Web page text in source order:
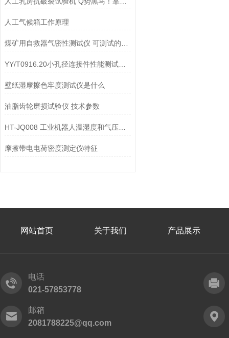
人工气候箱工作原理
YY/T0916.20小孔径连接件性能测试仪专注行业生产技术上海徽涛
壁纸湿摩擦色牢度测试仪是什么
油脂齿轮磨损试验仪 技术参数
HT-JQ008 工业机器人温湿度和气压试验箱 操作步骤
摩擦带电电荷密度测定仪特征
网站首页 关于我们 产品展示
电话
021-57853778
邮箱
2081788225@qq.com